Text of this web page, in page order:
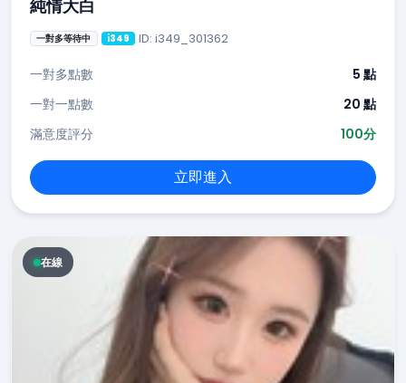
純情大白
一對多等待中 i349 ID: i349_301362
一對多點數
5 點
一對一點數
20 點
滿意度評分
100分
立即進入
在線